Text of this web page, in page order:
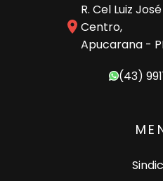
R. Cel Luiz
Centro,
Apucarana -
(43)